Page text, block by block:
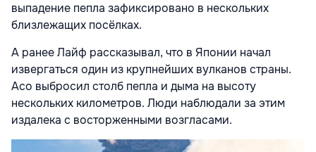
выпадение пепла зафиксировано в нескольких
близлежащих посёлках.
А ранее Лайф рассказывал, что в Японии начал
извергаться один из крупнейших вулканов страны.
Асо выбросил столб пепла и дыма на высоту
нескольких километров. Люди наблюдали за этим
издалека с восторженными возгласами.